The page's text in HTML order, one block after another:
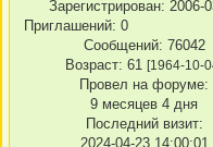
Зарегистрирован: 2006-
Приглашений: 0
Сообщений: 76042
Возраст: 61 [1964-10-
Провел на форуме:
9 месяцев 4 дня
Последний визит:
2024-04-23 14:00:01